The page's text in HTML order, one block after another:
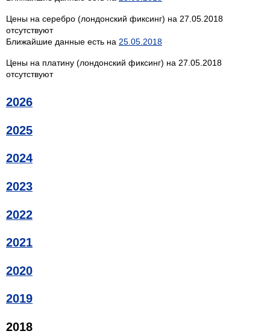
Цены на серебро (лондонский фиксинг) на 27.05.2018
отсутствуют
Ближайшие данные есть на 25.05.2018
Цены на платину (лондонский фиксинг) на 27.05.2018
отсутствуют
2026
2025
2024
2023
2022
2021
2020
2019
2018